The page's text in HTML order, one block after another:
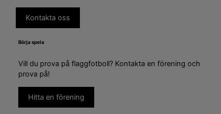
Kontakta oss
Börja spela
Vill du prova på flaggfotboll? Kontakta en förening och
prova på!
Hitta en förening